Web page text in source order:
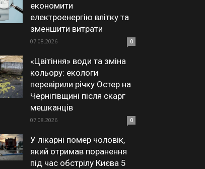
економити
електроенергію влітку та
зменшити витрати
07.08.2026 0
«Цвітіння» води та зміна
кольору: екологи
перевірили річку Остер на
Чернігівщині після скарг
мешканців
07.08.2026 0
У лікарні помер чоловік,
який отримав поранення
під час обстрілу Києва 5